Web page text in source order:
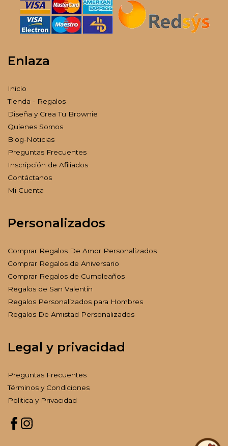
Enlaza
Inicio
Tienda - Regalos
Diseña y Crea Tu Brownie
Quienes Somos
Blog-Noticias
Preguntas Frecuentes
Inscripción de Afiliados
Contáctanos
Mi Cuenta
Personalizados
Comprar Regalos De Amor Personalizados
Comprar Regalos de Aniversario
Comprar Regalos de Cumpleaños
Regalos de San Valentín
Regalos Personalizados para Hombres
Regalos De Amistad Personalizados
Legal y privacidad
Preguntas Frecuentes
Términos y Condiciones
Politica y Privacidad